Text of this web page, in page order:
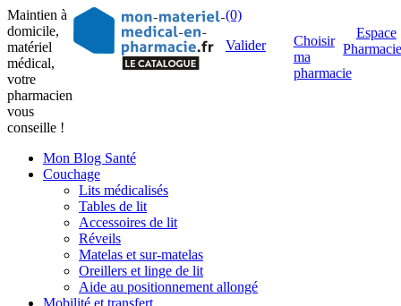
Maintien à
domicile,
matériel
médical,
votre
pharmacien
vous
conseille !
(0)
Valider
Choisir
ma
pharmacie
Espace
Mon Blog Santé
Couchage
Lits médicalisés
Tables de lit
Accessoires de lit
Réveils
Matelas et sur-matelas
Oreillers et linge de lit
Aide au positionnement allongé
Mobilité et transfert